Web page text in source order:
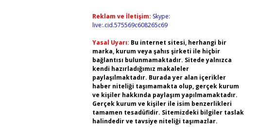
Reklam ve İletişim: Skype:
live:.cid.575569c608265c69
Yasal Uyarı: Bu internet sitesi, herhangi bir
marka, kurum veya şahıs şirketi ile hiçbir
bağlantısı bulunmamaktadır. Sitede yalnızca
kendi hazırladığımız makaleler
paylaşılmaktadır. Burada yer alan içerikler
haber niteliği taşımamakta olup, gerçek kurum
ve kişiler hakkında paylaşım yapılmamaktadır.
Gerçek kurum ve kişiler ile isim benzerlikleri
tamamen tesadüfidir. Sitemizdeki bilgiler taslak
halindedir ve tavsiye niteliği taşımazlar.